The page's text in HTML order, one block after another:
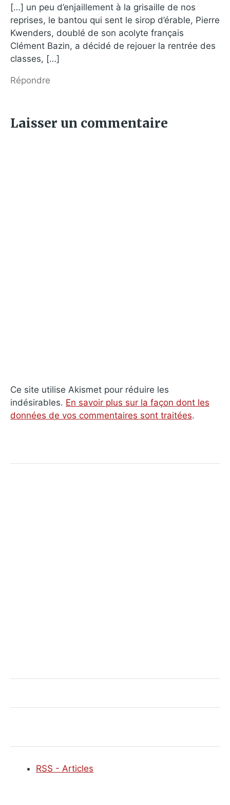
[…] un peu d’enjaillement à la grisaille de nos
reprises, le bantou qui sent le sirop d’érable, Pierre
Kwenders, doublé de son acolyte français
Clément Bazin, a décidé de rejouer la rentrée des
classes, […]
Répondre
Laisser un commentaire
Ce site utilise Akismet pour réduire les
indésirables. En savoir plus sur la façon dont les
données de vos commentaires sont traitées.
RSS - Articles